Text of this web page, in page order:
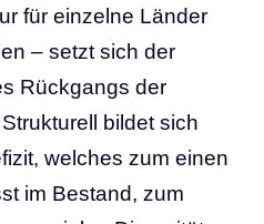
für einzelne Länder
– setzt sich der
Rückgangs der
bildet sich
welches zum einen
im Bestand, zum